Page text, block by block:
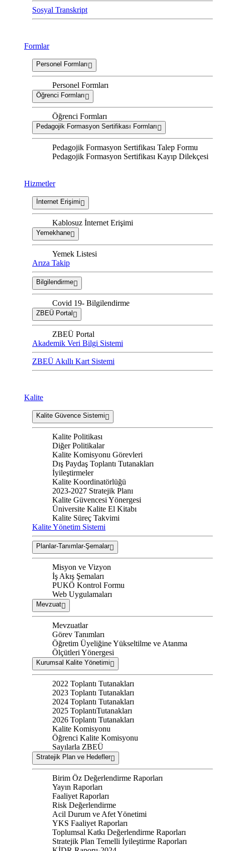
Sosyal Transkript
Formlar
Personel Formları
Personel Formları
Öğrenci Formları
Öğrenci Formları
Pedagojik Formasyon Sertifikası Formları
Pedagojik Formasyon Sertifikası Talep Formu
Pedagojik Formasyon Sertifikası Kayıp Dilekçesi
Hizmetler
İnternet Erişimi
Kablosuz İnternet Erişimi
Yemekhane
Yemek Listesi
Arıza Takip
Bilgilendirme
Covid 19- Bilgilendirme
ZBEÜ Portal
ZBEÜ Portal
Akademik Veri Bilgi Sistemi
ZBEÜ Akıllı Kart Sistemi
Kalite
Kalite Güvence Sistemi
Kalite Politikası
Diğer Politikalar
Kalite Komisyonu Görevleri
Dış Paydaş Toplantı Tutanakları
İyileştirmeler
Kalite Koordinatörlüğü
2023-2027 Stratejik Planı
Kalite Güvencesi Yönergesi
Üniversite Kalite El Kitabı
Kalite Süreç Takvimi
Kalite Yönetim Sistemi
Planlar-Tanımlar-Şemalar
Misyon ve Vizyon
İş Akış Şemaları
PUKÖ Kontrol Formu
Web Uygulamaları
Mevzuat
Mevzuatlar
Görev Tanımları
Öğretim Üyeliğine Yükseltilme ve Atanma
Ölçütleri Yönergesi
Kurumsal Kalite Yönetimi
2022 Toplantı Tutanakları
2023 Toplantı Tutanakları
2024 Toplantı Tutanakları
2025 ToplantıTutanakları
2026 Toplantı Tutanakları
Kalite Komisyonu
Öğrenci Kalite Komisyonu
Sayılarla ZBEÜ
Stratejik Plan ve Hedefler
Birim Öz Değerlendirme Raporları
Yayın Raporları
Faaliyet Raporları
Risk Değerlendirme
Acil Durum ve Afet Yönetimi
YKS Faaliyet Raporları
Toplumsal Katkı Değerlendirme Raporları
Stratejik Plan Temelli İyileştirme Raporları